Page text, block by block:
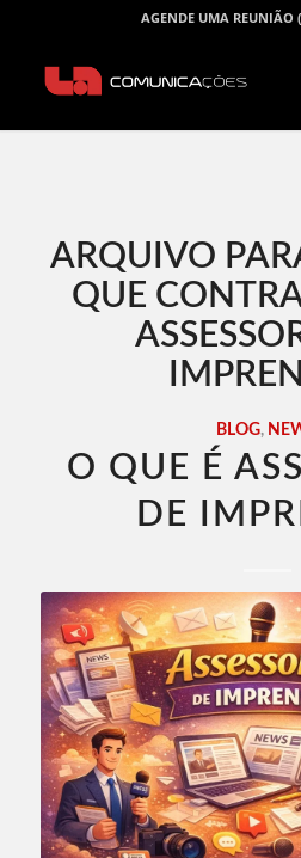
AGENDE UMA REUNIÃO
ARQUIVO
QUE
BLOG,
O QUE É
DE